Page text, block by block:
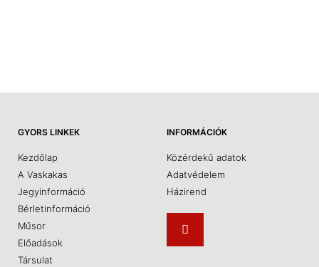
GYORS LINKEK
Kezdőlap
A Vaskakas
Jegyinformáció
Bérletinformáció
Műsor
Előadások
Társulat
INFORMÁCIÓK
Közérdekű adatok
Adatvédelem
Házirend